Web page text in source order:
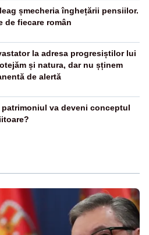
șmecheria înghețării pensiilor.
de fiecare român
la adresa progresiștilor lui
și natura, dar nu șținem
de alertă
patrimoniul va deveni conceptul